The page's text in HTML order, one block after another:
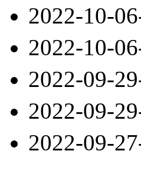
2022-10-06
2022-10-06
2022-09-29
2022-09-29
2022-09-27